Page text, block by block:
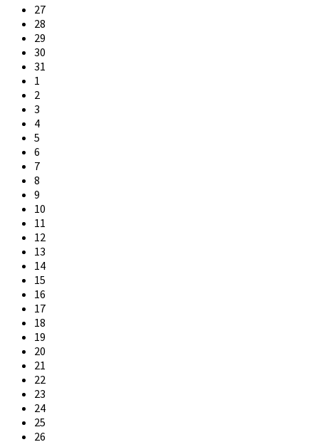
Skip
calendar
days
27
28
29
30
31
1
2
3
4
5
6
7
8
9
10
11
12
13
14
15
16
17
18
19
20
21
22
23
24
25
26